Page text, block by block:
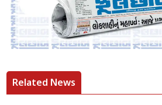
Related News